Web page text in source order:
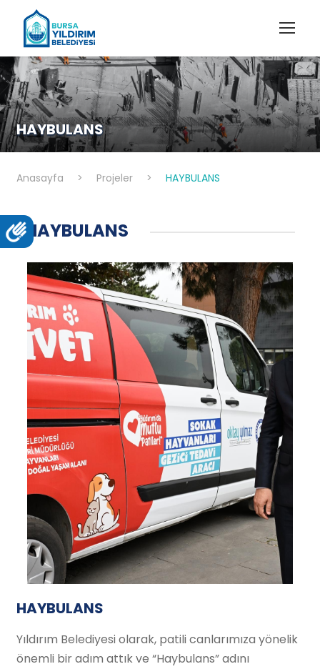
HAYBULANS
Anasayfa > Projeler > HAYBULANS
HAYBULANS
HAYBULANS
Yıldırım Belediyesi olarak, patili canlarımıza yönelik
önemli bir adım attık ve “Haybulans” adını